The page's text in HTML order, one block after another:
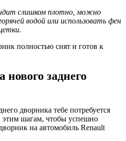
слишком плотно, можно
водой или использовать фен
полностью снят и готов к
заднего
дворника тебе потребуется
этим шагам, чтобы успешно
на автомобиль Renault